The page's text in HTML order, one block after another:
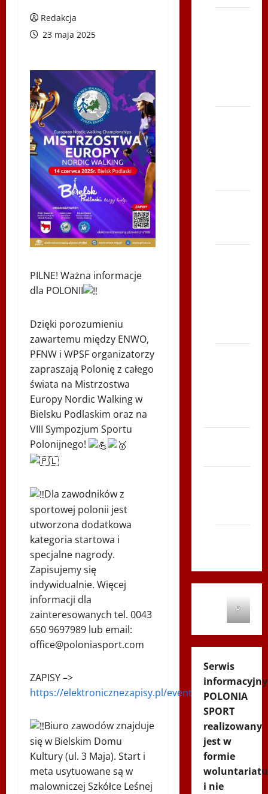
Redakcja
23 maja 2025
PILNE! Ważna informacje
dla POLONII
Dzięki porozumieniu
zawartemu między ENWO,
PFNW i WPSF organizatorzy
zapraszają Polonię z całego
świata na Mistrzostwa
Europy Nordic Walking w
Bielsku Podlaskim oraz na
VIII Sympozjum Sportu
Polonijnego!
Dla zawodników z
sportowej polonii jest
utworzona dodatkowa
kategoria startowa i
specjalne nagrody.
Zapisujemy się
indywidualnie. Więcej
informacji dla
zainteresowanych tel. 0043
650 9697989 lub email:
office@poloniasport.com
ZAPISY –>
https://elektronicznezapisy.pl/event/12988/
Biuro zawodów znajduje
się w Bielskim Domu
Kultury (ul. 3 Maja). Start i
meta usytuowane są w
malowniczej Szkółce Leśnej
P
Serwis
informacyjny
POLONIA
SPORT
realizowany
jest w
formie
woluntariatu
i nie